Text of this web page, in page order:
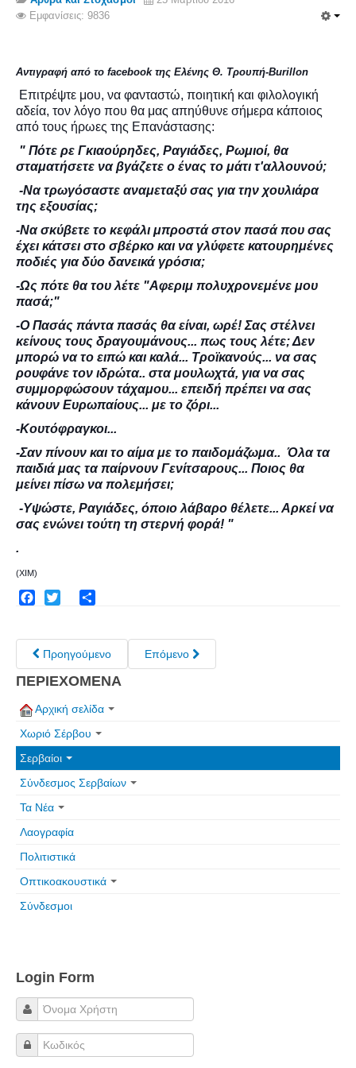
Σερβαίοι Συγγραφείς/Λογoτέχνες
Σερβαίοι Αγωνιστές/Πεσόντες
Σερβαίοι για το Σέρβου
Σύνδεσμος Σερβαίων
Εφημερίδα Αρτοζήνος
Ηλεκτρονική έκδοση Αρτοζήνου
Θέματα και δράσεις Συνδέσμου
Ανακοινώσεις
Η ιστοσελίδα μας
Χάρτης του Site (Sitemap)
Επικοινωνία
Τα Νέα
Τα Τελευταία Νέα
Αυτοί που έφυγαν για πάντα
Γάμοι - Γεννήσεις - Βαπτίσεις
Μηνύματα Επισκεπτών
παλιά αρχειοθετημένα
Λαογραφία
Πολιτιστικά
Videos
Albums Φωτογραφιών
Παλιές Φωτογραφίες του 1930
Πετρόκτιστα Σπίτια - Εκκλησίες
Πανοραμικές φωτογραφίες
Σύνδεσμοι
Εμφανίσεις: 9836
Αντιγραφή από το facebook της Ελένης Θ. Τρουπή-Burillon
Επιτρέψτε μου, να φανταστώ, ποιητική και φιλολογική
αδεία, τον λόγο που θα μας απηύθυνε σήμερα κάποιος
από τους ήρωες της Επανάστασης:
" Πότε ρε Γκιαούρηδες, Ραγιάδες, Ρωμιοί, θα
σταματήσετε να βγάζετε ο ένας το μάτι τ'αλλουνού;
-Να τρωγόσαστε αναμεταξύ σας για την χουλιάρα
της εξουσίας;
-Να σκύβετε το κεφάλι μπροστά στον πασά που σας
έχει κάτσει στο σβέρκο και να γλύφετε κατουρημένες
ποδιές για δύο δανεικά γρόσια;
-Ως πότε θα του λέτε "Αφεριμ πολυχρονεμένε μου
πασά;"
-Ο Πασάς πάντα πασάς θα είναι, ωρέ! Σας στέλνει
κείνους τους δραγουμάνους... πως τους λέτε; Δεν
μπορώ να το ειπώ και καλά... Τροϊκανούς... να σας
ρουφάνε τον ιδρώτα.. στα μουλωχτά, για να σας
συμμορφώσουν τάχαμου... επειδή πρέπει να σας
κάνουν Ευρωπαίους... με το ζόρι...
-Κουτόφραγκοι...
-Σαν πίνουν και το αίμα με το παιδομάζωμα.. Όλα τα
παιδιά μας τα παίρνουν Γενίτσαρους... Ποιος θα
μείνει πίσω να πολεμήσει;
-Υψώστε, Ραγιάδες, όποιο λάβαρο θέλετε... Αρκεί να
σας ενώνει τούτη τη στερνή φορά! "
.
(XIM)
Προηγούμενο Επόμενο
ΠΕΡΙΕΧΟΜΕΝΑ
Αρχική σελίδα
Χωριό Σέρβου
Σερβαίοι
Σύνδεσμος Σερβαίων
Τα Νέα
Λαογραφία
Πολιτιστικά
Οπτικοακουστικά
Σύνδεσμοι
Login Form